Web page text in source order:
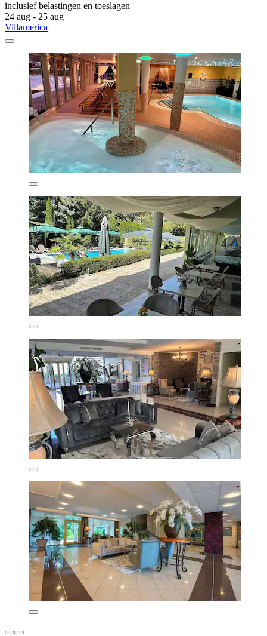
inclusief belastingen en toeslagen
24 aug - 25 aug
Villamerica